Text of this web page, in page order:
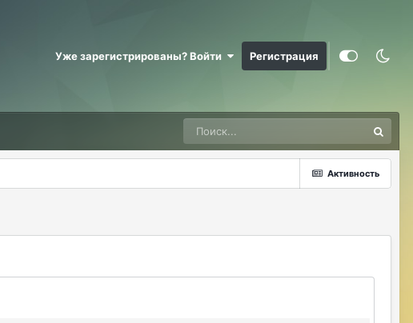
Уже зарегистрированы? Войти Регистрация
Активность
07/26/26 01:05 PM
Майкл Скофилд 07/28/26 09:16 AM
@Sensuella ненадо заниматься этой
ерундой)))
ДусяАгрегаТ 08/04/26 09:23 AM